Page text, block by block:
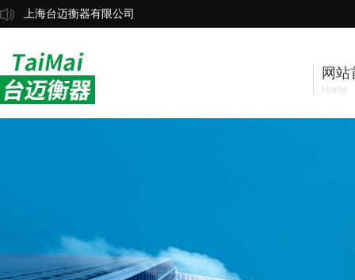
上海台迈衡器有限公司
网站
Home